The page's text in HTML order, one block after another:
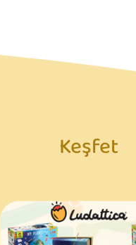
Keşfet